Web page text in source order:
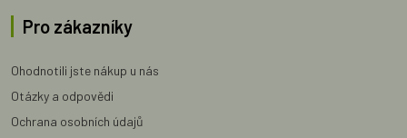
Pro zákazníky
Ohodnotili jste nákup u nás
Otázky a odpovědi
Ochrana osobních údajů